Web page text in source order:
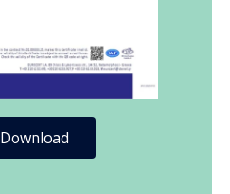
Download